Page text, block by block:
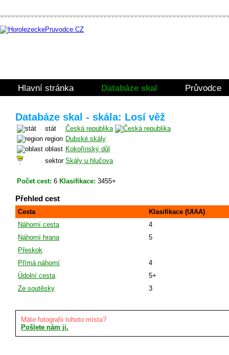
Hlavní stránka Databáze skal Průvodce
Databáze skal - skála: Losí věž
stát
Česká republika
region Dubské skály
oblast Kokořínský důl
sektor Skály u hlučova
Počet cest: 6 Klasifikace: 3455+
Přehled cest
Cesta
Klasifikace (UIAA)
Náhorní cesta
4
Náhorní hrana
5
Přeskok
Přímá náhorní
4
Údolní cesta
5+
Ze soutěsky
3
Máte fotografii tohoto místa?
Pošlete nám ji.